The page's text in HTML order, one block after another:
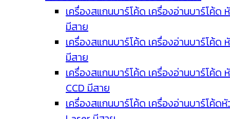
เครื่องสแกนบาร์โค้ด เครื่องอ่านบาร์โค้ด
มีสาย
เครื่องสแกนบาร์โค้ด เครื่องอ่านบาร์โค้ด
มีสาย
เครื่องสแกนบาร์โค้ด เครื่องอ่านบาร์โค้ด
CCD มีสาย
เครื่องสแกนบาร์โค้ด เครื่องอ่านบาร์โค้ด